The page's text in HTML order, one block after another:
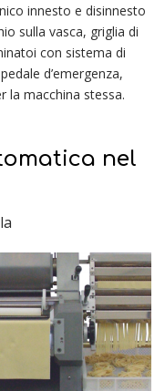
innesto e disinnesto
sulla vasca, griglia di
con sistema di
d’emergenza,
la macchina stessa.
nel